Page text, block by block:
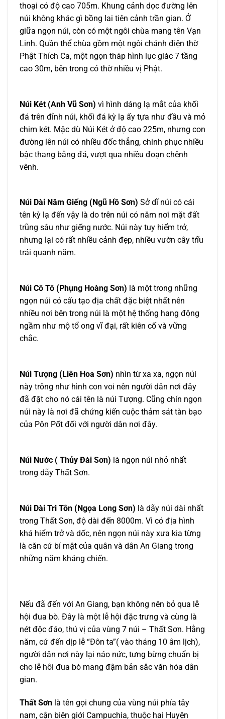
thoại có độ cao 705m. Khung cảnh dọc đường lên
núi không khác gì bồng lai tiên cảnh trần gian. Ở
giữa ngọn núi, còn có một ngôi chùa mang tên Vạn
Linh. Quần thể chùa gồm một ngôi chánh điện thờ
Phật Thích Ca, một ngọn tháp hình lục giác 7 tầng
cao 30m, bên trong có thờ nhiều vị Phật.
Núi Két (Anh Vũ Sơn) vì hình dáng lạ mắt của khối
đá trên đỉnh núi, khối đá kỳ lạ ấy tựa như đầu và mỏ
chim két. Mặc dù Núi Két ở độ cao 225m, nhưng con
đường lên núi có nhiều đốc thẳng, chinh phục nhiều
bậc thang bằng đá, vượt qua nhiều đoạn chênh
vênh.
Núi Dài Năm Giếng (Ngũ Hồ Sơn) Sở dĩ núi có cái
tên kỳ lạ đến vậy là do trên núi có năm nơi mặt đất
trũng sâu như giếng nước. Núi này tuy hiểm trở,
nhưng lại có rất nhiều cảnh đẹp, nhiều vườn cây trĩu
trái quanh năm.
Núi Cô Tô (Phụng Hoàng Sơn) là một trong những
ngọn núi có cấu tạo địa chất đặc biệt nhất nên
nhiều nơi bên trong núi là một hệ thống hang động
ngầm như mộ tổ ong vĩ đại, rất kiên cố và vững
chắc.
Núi Tượng (Liên Hoa Sơn) nhìn từ xa xa, ngọn núi
này trông như hình con voi nên người dân nơi đây
đã đặt cho nó cái tên là núi Tượng. Cũng chín ngọn
núi này là nơi đã chứng kiến cuộc thảm sát tàn bạo
của Pôn Pốt đối với người dân nơi đây.
Núi Nước ( Thủy Đài Sơn) là ngọn núi nhỏ nhất
trong dãy Thất Sơn.
Núi Dài Tri Tôn (Ngọa Long Sơn) là dãy núi dài nhất
trong Thất Sơn, độ dài đến 8000m. Vì có địa hình
khá hiểm trở và dốc, nên ngọn núi này xưa kia từng
là căn cứ bí mật của quân và dân An Giang trong
những năm kháng chiến.
Nếu đã đến với An Giang, bạn không nên bỏ qua lễ
hội đua bò. Đây là một lễ hội đặc trưng và cùng là
nét độc đáo, thú vị của vùng 7 núi – Thất Sơn. Hằng
năm, cứ đến dịp lễ “Đôn ta”( vào tháng 10 âm lịch),
người dân nơi này lại náo nức, tưng bừng chuẩn bị
cho lễ hôi đua bò mang đậm bản sắc văn hóa dân
gian.
Thất Sơn là tên gọi chung của vùng núi phía tây
nam, cận biên giới Campuchia, thuộc hai Huyện